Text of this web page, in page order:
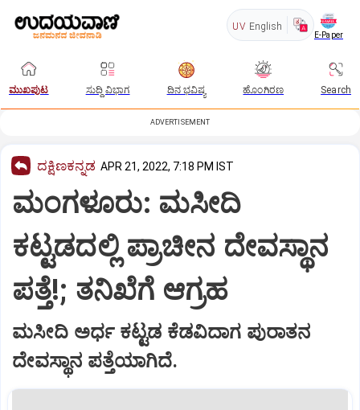
UV English
E-Paper
ಮುಖಪುಟ ಸುದ್ದಿ ವಿಭಾಗ ದಿನ ಭವಿಷ್ಯ ಹೊಂಗಿರಣ Search
ADVERTISEMENT
ದಕ್ಷಿಣಕನ್ನಡ APR 21, 2022, 7:18 PM IST
ಮಂಗಳೂರು: ಮಸೀದಿ
ಕಟ್ಟಡದಲ್ಲಿ ಪ್ರಾಚೀನ ದೇವಸ್ಥಾನ
ಪತ್ತೆ!; ತನಿಖೆಗೆ ಆಗ್ರಹ
ಮಸೀದಿ ಅರ್ಧ ಕಟ್ಟಡ ಕೆಡವಿದಾಗ ಪುರಾತನ
ದೇವಸ್ಥಾನ ಪತ್ತೆಯಾಗಿದೆ.